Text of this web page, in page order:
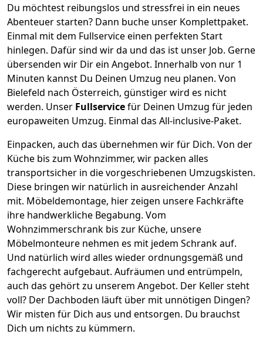
Du möchtest reibungslos und stressfrei in ein neues
Abenteuer starten? Dann buche unser Komplettpaket.
Einmal mit dem Fullservice einen perfekten Start
hinlegen. Dafür sind wir da und das ist unser Job. Gerne
übersenden wir Dir ein Angebot. Innerhalb von nur 1
Minuten kannst Du Deinen Umzug neu planen. Von
Bielefeld nach Österreich, günstiger wird es nicht
werden. Unser Fullservicefür Deinen Umzug für jeden
europaweiten Umzug. Einmal das All-inclusive-Paket.
Einpacken, auch das übernehmen wir für Dich. Von der
Küche bis zum Wohnzimmer, wir packen alles
transportsicher in die vorgeschriebenen Umzugskisten.
Diese bringen wir natürlich in ausreichender Anzahl
mit. Möbeldemontage, hier zeigen unsere Fachkräfte
ihre handwerkliche Begabung. Vom
Wohnzimmerschrank bis zur Küche, unsere
Möbelmonteure nehmen es mit jedem Schrank auf.
Und natürlich wird alles wieder ordnungsgemäß und
fachgerecht aufgebaut. Aufräumen und entrümpeln,
auch das gehört zu unserem Angebot. Der Keller steht
voll? Der Dachboden läuft über mit unnötigen Dingen?
Wir misten für Dich aus und entsorgen. Du brauchst
Dich um nichts zu kümmern.